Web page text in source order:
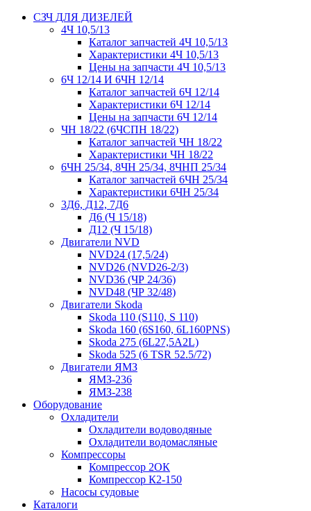
СЗЧ ДЛЯ ДИЗЕЛЕЙ
4Ч 10,5/13
Каталог запчастей 4Ч 10,5/13
Характеристики 4Ч 10,5/13
Цены на запчасти 4Ч 10,5/13
6Ч 12/14 И 6ЧН 12/14
Каталог запчастей 6Ч 12/14
Характеристики 6Ч 12/14
Цены на запчасти 6Ч 12/14
ЧН 18/22 (6ЧСПН 18/22)
Каталог запчастей ЧН 18/22
Характеристики ЧН 18/22
6ЧН 25/34, 8ЧН 25/34, 8ЧНП 25/34
Каталог запчастей 6ЧН 25/34
Характеристики 6ЧН 25/34
3Д6, Д12, 7Д6
Д6 (Ч 15/18)
Д12 (Ч 15/18)
Двигатели NVD
NVD24 (17,5/24)
NVD26 (NVD26-2/3)
NVD36 (ЧР 24/36)
NVD48 (ЧР 32/48)
Двигатели Skoda
Skoda 110 (S110, S 110)
Skoda 160 (6S160, 6L160PNS)
Skoda 275 (6L27,5A2L)
Skoda 525 (6 TSR 52.5/72)
Двигатели ЯМЗ
ЯМЗ-236
ЯМЗ-238
Оборудование
Охладители
Охладители водоводяные
Охладители водомасляные
Компрессоры
Компрессор 2ОК
Компрессор К2-150
Насосы судовые
Каталоги